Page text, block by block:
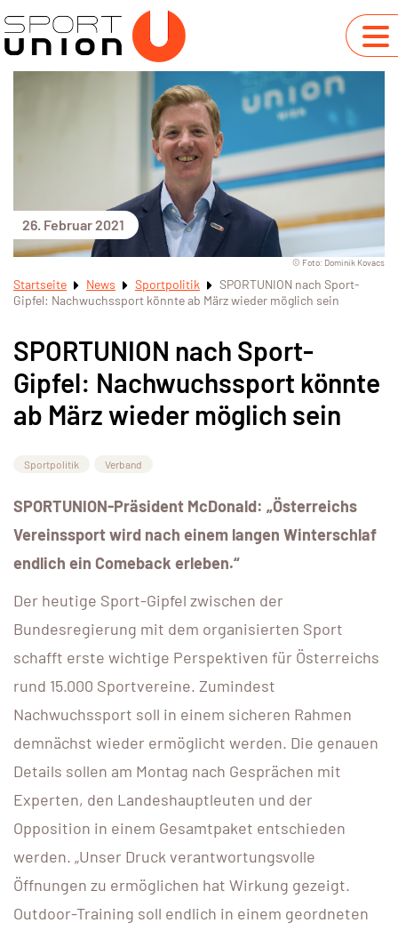
26. Februar 2021
© Foto: Dominik Kovacs
Startseite News Sportpolitik
SPORTUNION nach Sport-
Gipfel: Nachwuchssport könnte ab März wieder möglich sein
SPORTUNION nach Sport-
Gipfel: Nachwuchssport könnte
ab März wieder möglich sein
Sportpolitik Verband
SPORTUNION-Präsident McDonald: „Österreichs
Vereinssport wird nach einem langen Winterschlaf
endlich ein Comeback erleben.“
Der heutige Sport-Gipfel zwischen der
Bundesregierung mit dem organisierten Sport
schafft erste wichtige Perspektiven für Österreichs
rund 15.000 Sportvereine. Zumindest
Nachwuchssport soll in einem sicheren Rahmen
demnächst wieder ermöglicht werden. Die genauen
Details sollen am Montag nach Gesprächen mit
Experten, den Landeshauptleuten und der
Opposition in einem Gesamtpaket entschieden
werden. „Unser Druck verantwortungsvolle
Öffnungen zu ermöglichen hat Wirkung gezeigt.
Outdoor-Training soll endlich in einem geordneten